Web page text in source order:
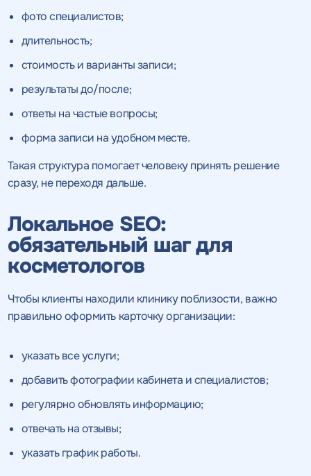
фото специалистов;
длительность;
стоимость и варианты записи;
результаты до/после;
ответы на частые вопросы;
форма записи на удобном месте.
Такая структура помогает человеку принять решение
сразу, не переходя дальше.
Локальное SEO:
обязательный шаг для
косметологов
Чтобы клиенты находили клинику поблизости, важно
правильно оформить карточку организации:
указать все услуги;
добавить фотографии кабинета и специалистов;
регулярно обновлять информацию;
отвечать на отзывы;
указать график работы.
предложение
Нажимая на кнопку, "получить
на обработку персональных
данных и соглашаетесь c
политикой конфиденциальности
предложение по тарифу
Нажимая на кнопку, "получить
на обработку персональных
данных и соглашаетесь c
политикой конфиденциальности
политикой конфиденциальности
Нажимая на кнопку, "Перезвонить" вы даете согласие
политикой конфиденциальности